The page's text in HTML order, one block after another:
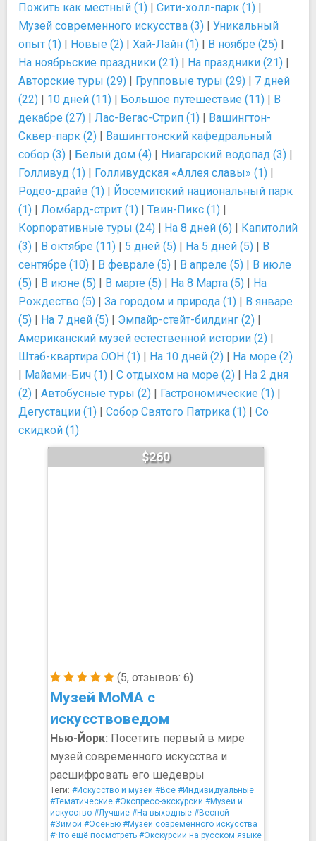
Пожить как местный (1) | Сити-холл-парк (1) |
Музей современного искусства (3) | Уникальный
опыт (1) | Новые (2) | Хай-Лайн (1) | В ноябре (25) |
На ноябрьские праздники (21) | На праздники (21) |
Авторские туры (29) | Групповые туры (29) | 7 дней
(22) | 10 дней (11) | Большое путешествие (11) | В
декабре (27) | Лас-Вегас-Стрип (1) | Вашингтон-
Сквер-парк (2) | Вашингтонский кафедральный
собор (3) | Белый дом (4) | Ниагарский водопад (3) |
Голливуд (1) | Голливудская «Аллея славы» (1) |
Родео-драйв (1) | Йосемитский национальный парк
(1) | Ломбард-стрит (1) | Твин-Пикс (1) |
Корпоративные туры (24) | На 8 дней (6) | Капитолий
(3) | В октябре (11) | 5 дней (5) | На 5 дней (5) | В
сентябре (10) | В феврале (5) | В апреле (5) | В июле
(5) | В июне (5) | В марте (5) | На 8 Марта (5) | На
Рождество (5) | За городом и природа (1) | В январе
(5) | На 7 дней (5) | Эмпайр-стейт-билдинг (2) |
Американский музей естественной истории (2) |
Штаб-квартира ООН (1) | На 10 дней (2) | На море (2)
| Майами-Бич (1) | С отдыхом на море (2) | На 2 дня
(2) | Автобусные туры (2) | Гастрономические (1) |
Дегустации (1) | Собор Святого Патрика (1) | Со
скидкой (1)
(5, отзывов: 6)
Музей МоМА с
искусствоведом
$260
Нью-Йорк: Посетить первый в мире
музей современного искусства и
расшифровать его шедевры
Теги: #Искусство и музеи #Все #Индивидуальные
#Тематические #Экспресс-экскурсии #Музеи и
искусство #Лучшие #На выходные #Весной
#Зимой #Осенью #Музей современного искусства
#Что ещё посмотреть #Экскурсии на русском языке